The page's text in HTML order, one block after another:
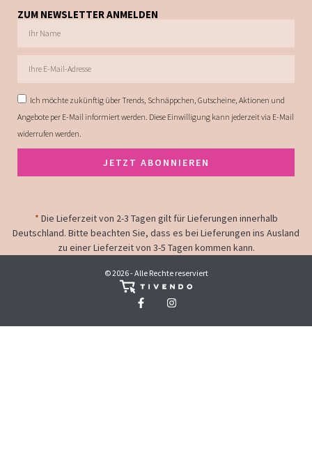
ZUM NEWSLETTER ANMELDEN
Ich möchte zukünftig über Trends, Schnäppchen, Gutscheine, Aktionen und
Angebote per E-Mail informiert werden. Diese Einwilligung kann jederzeit via E-Mail
widerrufen werden.
JETZT ABONNIEREN
* Die Lieferzeit von 2-3 Tagen gilt für Lieferungen innerhalb
Deutschland. Bitte beachten Sie, dass es bei Lieferungen ins Ausland
zu einer Lieferzeit von 3-5 Tagen kommen kann.
© 2026 - Alle Rechte reserviert